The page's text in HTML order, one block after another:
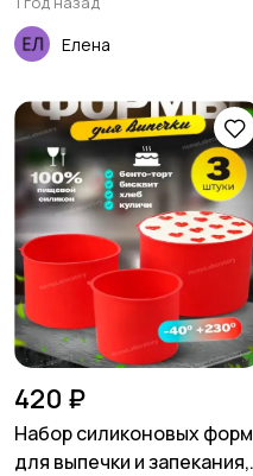
Елена
420 ₽
Набор силиконовых форм
для выпечки и запекания,